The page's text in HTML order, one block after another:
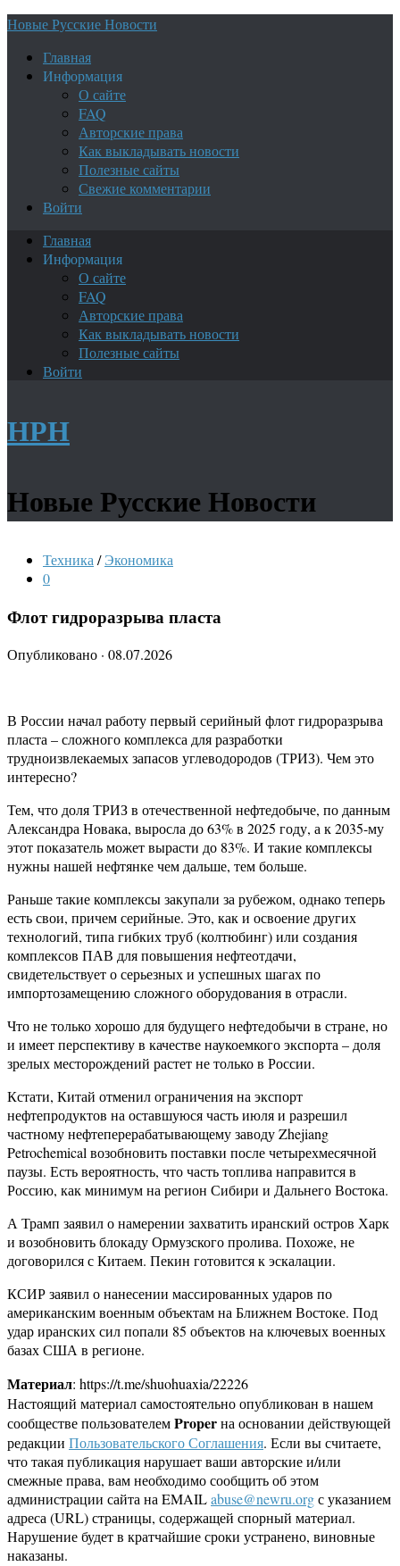
Новые Русские Новости
Главная
Информация
О сайте
FAQ
Авторские права
Как выкладывать новости
Полезные сайты
Свежие комментарии
Войти
Главная
Информация
О сайте
FAQ
Авторские права
Как выкладывать новости
Полезные сайты
Войти
НРН
Новые Русские Новости
Техника / Экономика
0
Флот гидроразрыва пласта
Опубликовано · 08.07.2026
В России начал работу первый серийный флот гидроразрыва
пласта – сложного комплекса для разработки
трудноизвлекаемых запасов углеводородов (ТРИЗ). Чем это
интересно?
Тем, что доля ТРИЗ в отечественной нефтедобыче, по данным
Александра Новака, выросла до 63% в 2025 году, а к 2035-му
этот показатель может вырасти до 83%. И такие комплексы
нужны нашей нефтянке чем дальше, тем больше.
Раньше такие комплексы закупали за рубежом, однако теперь
есть свои, причем серийные. Это, как и освоение других
технологий, типа гибких труб (колтюбинг) или создания
комплексов ПАВ для повышения нефтеотдачи,
свидетельствует о серьезных и успешных шагах по
импортозамещению сложного оборудования в отрасли.
Что не только хорошо для будущего нефтедобычи в стране, но
и имеет перспективу в качестве наукоемкого экспорта – доля
зрелых месторождений растет не только в России.
Кстати, Китай отменил ограничения на экспорт
нефтепродуктов на оставшуюся часть июля и разрешил
частному нефтеперерабатывающему заводу Zhejiang
Petrochemical возобновить поставки после четырехмесячной
паузы. Есть вероятность, что часть топлива направится в
Россию, как минимум на регион Сибири и Дальнего Востока.
А Трамп заявил о намерении захватить иранский остров Харк
и возобновить блокаду Ормузского пролива. Похоже, не
договорился с Китаем. Пекин готовится к эскалации.
КСИР заявил о нанесении массированных ударов по
американским военным объектам на Ближнем Востоке. Под
удар иранских сил попали 85 объектов на ключевых военных
базах США в регионе.
Материал: https://t.me/shuohuaxia/22226
Настоящий материал самостоятельно опубликован в нашем
сообществе пользователемProperна основании действующей
редакции Пользовательского Соглашения. Если вы считаете,
что такая публикация нарушает ваши авторские и/или
смежные права, вам необходимо сообщить об этом
администрации сайта на EMAILabuse@newru.orgс указанием
адреса (URL) страницы, содержащей спорный материал.
Нарушение будет в кратчайшие сроки устранено, виновные
наказаны.